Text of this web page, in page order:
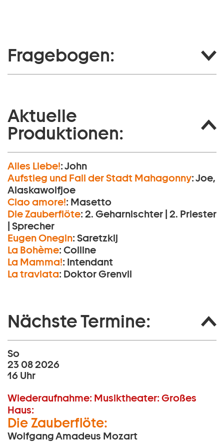
Fragebogen:
Aktuelle
Produktionen:
Alles Liebe!:John
Aufstieg und Fall der Stadt Mahagonny:Joe,
Alaskawolfjoe
Ciao amore!: Masetto
Die Zauberflöte: 2. Geharnischter | 2. Priester
| Sprecher
Eugen Onegin: Saretzkij
La Bohème: Colline
La Mamma!: Intendant
La traviata: Doktor Grenvil
Nächste Termine:
So
23 08 2026
16 Uhr
Wiederaufnahme: Musiktheater: Großes
Haus:
Die Zauberflöte:
Wolfgang Amadeus Mozart